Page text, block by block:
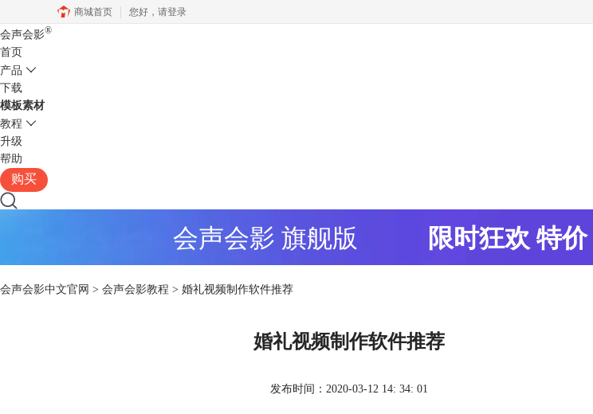
商城首页 您好， 请登录
会声会影®
首页
产品
下载
模板素材
教程
升级
帮助
购买
会声会影 旗舰版 限时狂欢 特价
会声会影中文官网 > 会声会影教程 > 婚礼视频制作软件推荐
婚礼视频制作软件推荐
发布时间：2020-03-12 14: 34: 01